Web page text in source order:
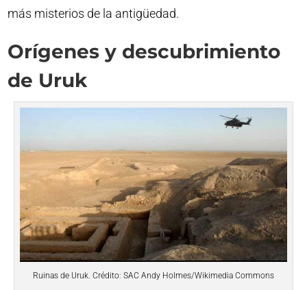
más misterios de la antigüedad.
Orígenes y descubrimiento
de Uruk
Ruinas de Uruk. Crédito: SAC Andy Holmes/Wikimedia Commons